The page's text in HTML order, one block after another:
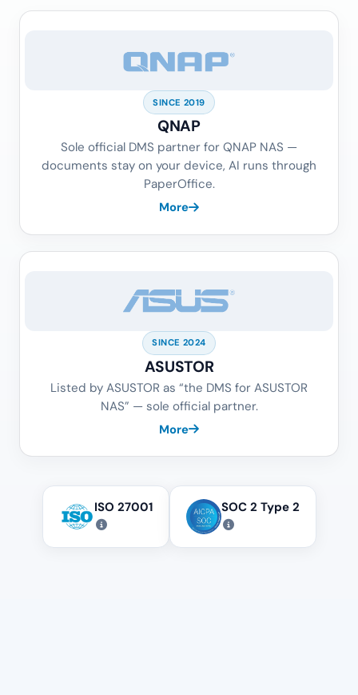
SINCE 2019
QNAP
Sole official DMS partner for QNAP NAS —
documents stay on your device, AI runs through
PaperOffice.
More
SINCE 2024
ASUSTOR
Listed by ASUSTOR as “the DMS for ASUSTOR
NAS” — sole official partner.
More
ISO 27001 SOC 2 Type 2